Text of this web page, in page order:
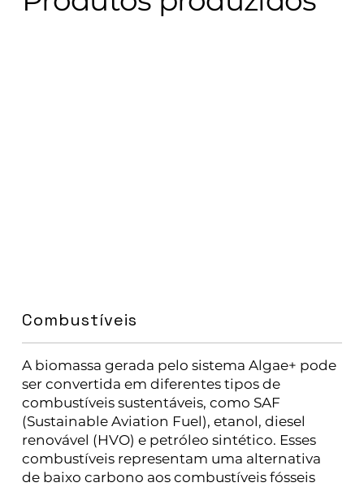
A biomassa gerada pelo sistema Algae+ pode
ser convertida em diferentes tipos de
combustíveis sustentáveis, como SAF
(Sustainable Aviation Fuel), etanol, diesel
renovável (HVO) e petróleo sintético. Esses
combustíveis representam uma alternativa
de baixo carbono aos combustíveis fósseis
Combustíveis